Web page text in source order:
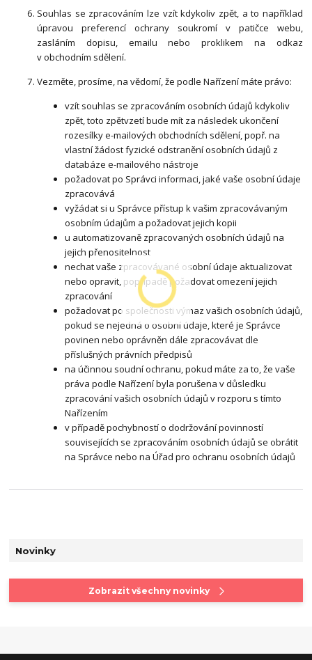
Novinky
Zobrazit všechny novinky
Souhlas se zpracováním lze vzít kdykoliv zpět, a to například
úpravou preferencí ochrany soukromí v patičce webu,
zasláním dopisu, emailu nebo proklikem na odkaz
v obchodním sdělení.
Vezměte, prosíme, na vědomí, že podle Nařízení máte právo:
vzít souhlas se zpracováním osobních údajů kdykoliv
zpět, toto zpětvzetí bude mít za následek ukončení
rozesílky e-mailových obchodních sdělení, popř. na
vlastní žádost fyzické odstranění osobních údajů z
databáze e-mailového nástroje
požadovat po Správci informaci, jaké vaše osobní údaje
zpracovává
vyžádat si u Správce přístup k vašim zpracovávaným
osobním údajům a požadovat jejich kopii
u automatizovaně zpracovaných osobních údajů na
jejich přenositelnost
nechat vaše zpracovávané osobní údaje aktualizovat
nebo opravit, popřípadě požadovat omezení jejich
zpracování
požadovat po společnosti výmaz vašich osobních údajů,
pokud se nejedná o osobní údaje, které je Správce
povinen nebo oprávněn dále zpracovávat dle
příslušných právních předpisů
na účinnou soudní ochranu, pokud máte za to, že vaše
práva podle Nařízení byla porušena v důsledku
zpracování vašich osobních údajů v rozporu s tímto
Nařízením
v případě pochybností o dodržování povinností
souvisejících se zpracováním osobních údajů se obrátit
na Správce nebo na Úřad pro ochranu osobních údajů